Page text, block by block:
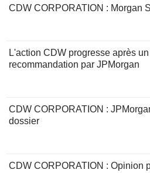
CDW CORPORATION : Morgan
L'action CDW progresse après
recommandation par JPMorgan
CDW CORPORATION :
dossier
CDW CORPORATION : Opinion